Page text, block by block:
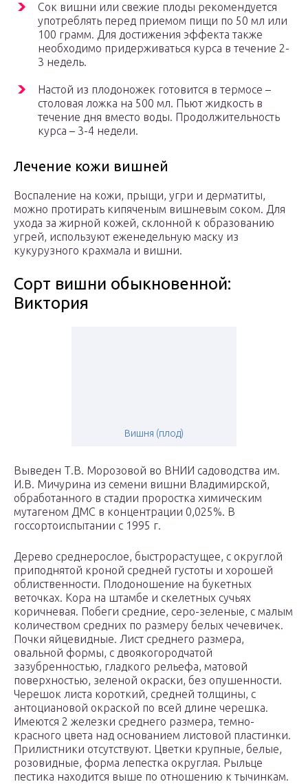
Сок вишни или свежие плоды рекомендуется
употреблять перед приемом пищи по 50 мл или
100 грамм. Для достижения эффекта также
необходимо придерживаться курса в течение 2-
3 недель.
Настой из плодоножек готовится в термосе –
столовая ложка на 500 мл. Пьют жидкость в
течение дня вместо воды. Продолжительность
курса – 3-4 недели.
Лечение кожи вишней
Воспаление на кожи, прыщи, угри и дерматиты,
можно протирать кипяченым вишневым соком. Для
ухода за жирной кожей, склонной к образованию
угрей, используют еженедельную маску из
кукурузного крахмала и вишни.
Сорт вишни обыкновенной:
Виктория
Вишня (плод)
Выведен Т.В. Морозовой во ВНИИ садоводства им.
И.В. Мичурина из семени вишни Владимирской,
обработанного в стадии проростка химическим
мутагеном ДМС в концентрации 0,025%. В
госсортоиспытании с 1995 г.
Дерево среднерослое, быстрорастущее, с округлой
приподнятой кро­ной средней густоты и хорошей
облиственности. Плодоношение на букетных
веточках. Кора на штамбе и скелетных сучьях
коричневая. Побеги средние, серо-зеленые, с малым
количеством средних по размеру белых чечевичек.
Почки яйцевидные. Лист среднего размера,
овальной формы, с двоякогородчатой
зазубренностью, гладкого рельефа, матовой
поверхностью, зеленой ок­раски, без опушенности.
Черешок листа короткий, средней толщины, с
антоциановой окраской по всей длине черешка.
Имеются 2 железки среднего размера, темно-
красного цвета над основанием листовой пластинки.
Прилистники отсутствуют. Цветки крупные, белые,
розовидные, форма лепестка округлая. Рыльце
пестика находится выше по отношению к ты­чинкам.